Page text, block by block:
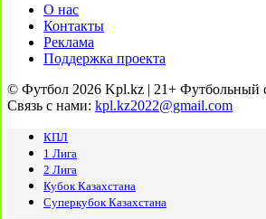
О нас
Контакты
Реклама
Поддержка проекта
© Футбол 2026 Kpl.kz | 21+ Футбольный
Связь с нами: kpl.kz2022@gmail.com
КПЛ
1 Лига
2 Лига
Кубок Казахстана
Суперкубок Казахстана